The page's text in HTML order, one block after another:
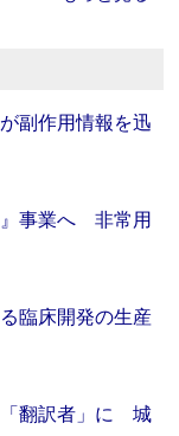
副作用情報を迅
』事業へ 非常用
臨床開発の生産
「翻訳者」に 城